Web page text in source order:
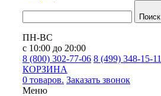
Поиск
ПН-ВС
с 10:00 до 20:00
8 (800) 302-77-06 8 (499) 348-15-11
КОРЗИНА
0 товаров. Заказать звонок
Меню